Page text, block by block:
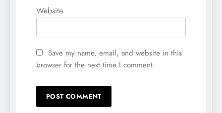
Website
Save my name, email, and website in this
browser for the next time I comment.